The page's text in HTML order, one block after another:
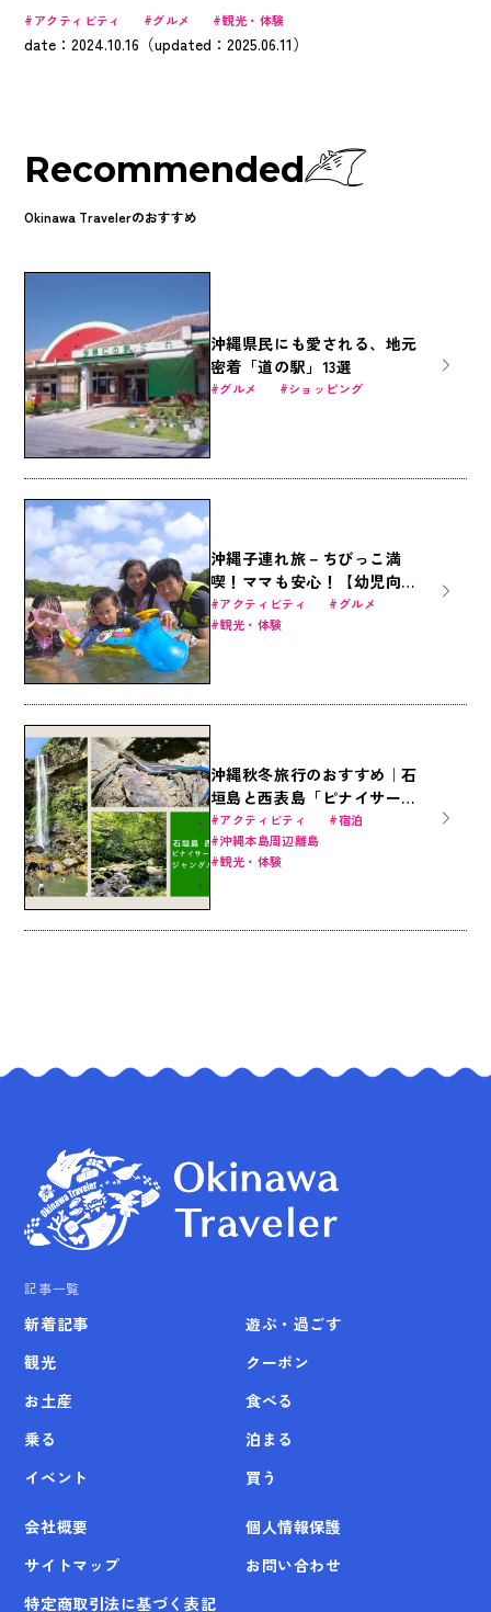
ディープさと魅力をお伝えします！
アクティビティ グルメ 観光・体験
date：2024.10.16（updated：2025.06.11）
Recommended
Okinawa Travelerのおすすめ
沖縄県民にも愛される、地元
密着「道の駅」13選
グルメ ショッピング
沖縄子連れ旅－ちびっこ満
喫！ママも安心！【幼児向け
2才～】
アクティビティ
グルメ
観光・体験
沖縄秋冬旅行のおすすめ｜石
垣島と西表島「ピナイサーラ
の滝」で大自然のジャングル
体験を！定番アクティビティ
とホテルで遊びつくそう！
アクティビティ
宿泊
沖縄本島周辺離島
観光・体験
記事一覧
新着記事
観光
お土産
乗る
イベント
遊ぶ・過ごす
クーポン
食べる
泊まる
買う
会社概要
個人情報保護
サイトマップ
お問い合わせ
特定商取引法に基づく表記